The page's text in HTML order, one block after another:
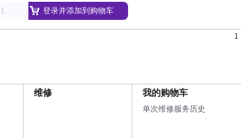
登录并添加到购物车
1
维修 我的购物车
单次维修服务历史